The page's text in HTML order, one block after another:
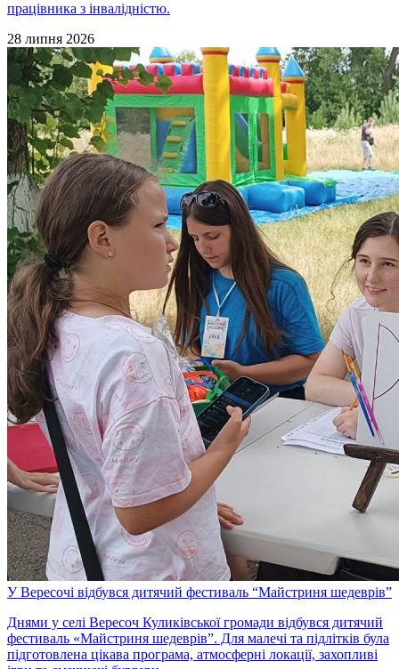
працівника з інвалідністю.
28 липня 2026
У Вересочі відбувся дитячий фестиваль “Майстриня шедеврів”
Днями у селі Вересоч Куликівської громади відбувся дитячий
фестиваль «Майстриня шедеврів”. Для малечі та підлітків була
підготовлена цікава програма, атмосферні локації, захопливі